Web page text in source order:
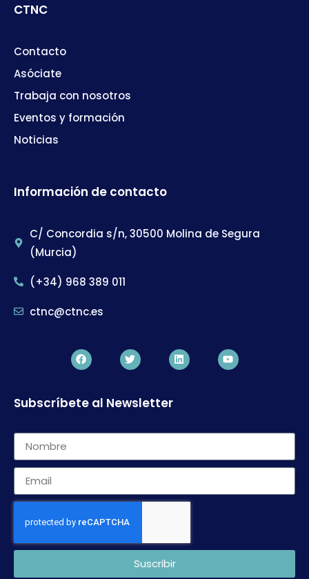
CTNC
Contacto
Asóciate
Trabaja con nosotros
Eventos y formación
Noticias
Información de contacto
C/ Concordia s/n, 30500 Molina de Segura
(Murcia)
(+34) 968 389 011
ctnc@ctnc.es
Subscríbete al Newsletter
Suscribir